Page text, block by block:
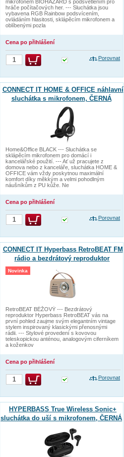
mikrofonem BIOHAZARD s podsvětlením pro
hráče počítačových her. --- Sluchátka jsou
vybavena RGB Rainbow podsvícením,
ovládáním hlasitosti, sklápěcím mikrofonem a
oblíbenými pozla
Cena po přihlášení
Porovnat
CONNECT IT HOME & OFFICE náhlavní
sluchátka s mikrofonem, ČERNÁ
Home&Office BLACK --- Sluchátka se
sklápěcím mikrofonem pro domácí i
kancelářské použití. --- Ať už pracujete z
domova nebo z kanceláře, sluchátka HOME &
OFFICE vám vždy poskytnou maximální
komfort díky měkkým a velmi pohodlným
náušníkům z PU kůže. Ne
Cena po přihlášení
Porovnat
CONNECT IT Hyperbass RetroBEAT FM
rádio a bezdrátový reproduktor
RetroBEAT BÉŽOVÝ --- Bezdrátový
reproduktor Hyperbass RetroBEAT vás na
první pohled zaujme svým elegantním vintage
stylem inspirovaný klasickými přenosnými
rádii. --- Stylové provedení s kovovou
teleskopickou anténou, analogovým ciferníkem
a koženkov
Cena po přihlášení
Porovnat
Novinka
HYPERBASS True Wireless Sonic+
sluchátka do uší s mikrofonem, ČERNÁ